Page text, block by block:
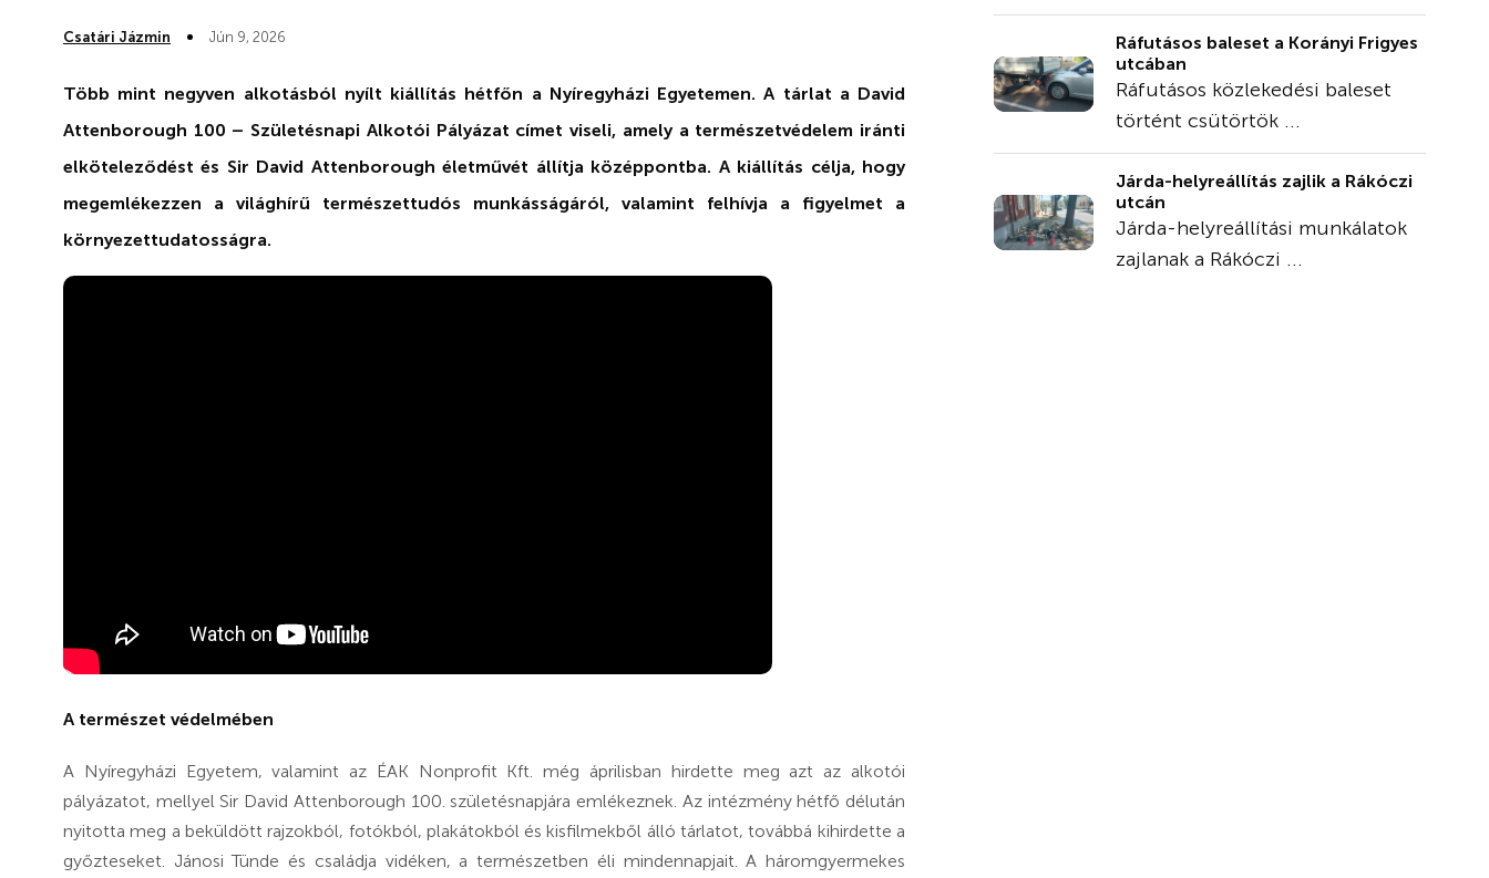
Csatári Jázmin Jún 9, 2026
Több mint negyven alkotásból nyílt kiállítás hétfőn a Nyíregyházi Egyetemen. A tárlat a David
Attenborough 100 – Születésnapi Alkotói Pályázat címet viseli, amely a természetvédelem iránti
elköteleződést és Sir David Attenborough életművét állítja középpontba. A kiállítás célja, hogy
megemlékezzen a világhírű természettudós munkásságáról, valamint felhívja a figyelmet a
környezettudatosságra.
A természet védelmében
A Nyíregyházi Egyetem, valamint az ÉAK Nonprofit Kft. még áprilisban hirdette meg azt az alkotói
pályázatot, mellyel Sir David Attenborough 100. születésnapjára emlékeznek. Az intézmény hétfő délután
nyitotta meg a beküldött rajzokból, fotókból, plakátokból és kisfilmekből álló tárlatot, továbbá kihirdette a
győzteseket. Jánosi Tünde és családja vidéken, a természetben éli mindennapjait. A háromgyermekes
Ráfutásos baleset a Korányi Frigyes
utcában
Ráfutásos közlekedési baleset
történt csütörtök ...
Járda-helyreállítás zajlik a Rákóczi
utcán
Járda-helyreállítási munkálatok
zajlanak a Rákóczi ...